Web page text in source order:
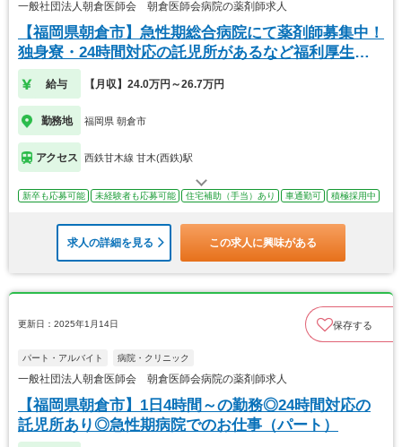
一般社団法人朝倉医師会 朝倉医師会病院の薬剤師求人
【福岡県朝倉市】急性期総合病院にて薬剤師募集中！
独身寮・24時間対応の託児所があるなど福利厚生充
実◎
給与 【月収】24.0万円～26.7万円
勤務地 福岡県 朝倉市
アクセス 西鉄甘木線 甘木(西鉄)駅
新卒も応募可能 未経験者も応募可能 住宅補助（手当）あり 車通勤可 積極採用中
求人の詳細を見る この求人に興味がある
更新日：2025年1月14日 保存する
パート・アルバイト 病院・クリニック
一般社団法人朝倉医師会 朝倉医師会病院の薬剤師求人
【福岡県朝倉市】1日4時間～の勤務◎24時間対応の
託児所あり◎急性期病院でのお仕事（パート）